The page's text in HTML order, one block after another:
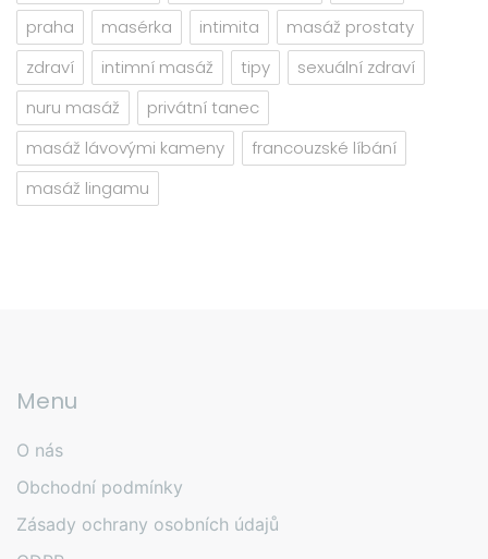
praha
masérka intimita
masáž prostaty
zdraví
intimní masáž tipy
sexuální zdraví
nuru masáž
privátní tanec
masáž lávovými kameny
francouzské líbání
masáž lingamu
Menu
O nás
Obchodní podmínky
Zásady ochrany osobních údajů